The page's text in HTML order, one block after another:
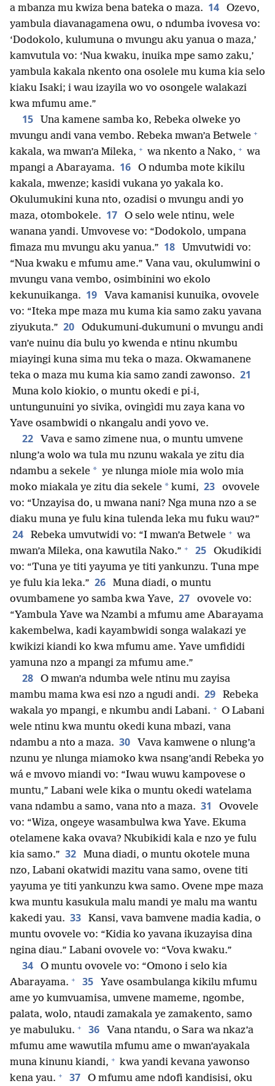
a mbanza mu kwiza bena bateka o maza. 14
Ozevo,
yambula diavanagamena owu, o ndumba ivovesa vo:
‘Dodokolo, kulumuna o mvungu aku yanua o maza,’
kamvutula vo: ‘Nua kwaku, inuika mpe samo zaku,’
yambula kakala nkento ona osolele mu kuma kia selo
kiaku Isaki; i wau izayila wo vo osongele walakazi
kwa mfumu ame.”
15
Una kamene samba ko, Rebeka olweke yo
mvungu andi vana vembo. Rebeka mwan’a Betwele +
kakala, wa mwan’a Mileka, + wa nkento a Nako, + wa
mpangi a Abarayama. 16
O ndumba mote kikilu
kakala, mwenze; kasidi vukana yo yakala ko.
Okulumukini kuna nto, ozadisi o mvungu andi yo
maza, otombokele. 17
O selo wele ntinu, wele
wanana yandi. Umvovese vo: “Dodokolo, umpana
fimaza mu mvungu aku yanua.” 18
Umvutwidi vo:
“Nua kwaku e mfumu ame.” Vana vau, okulumwini o
mvungu vana vembo, osimbinini wo ekolo
kekunuikanga. 19
Vava kamanisi kunuika, ovovele
vo: “Iteka mpe maza mu kuma kia samo zaku yavana
ziyukuta.” 20
Odukumuni-dukumuni o mvungu andi
van’e nuinu dia bulu yo kwenda e ntinu nkumbu
miayingi kuna sima mu teka o maza. Okwamanene
teka o maza mu kuma kia samo zandi zawonso. 21
Muna kolo kiokio, o muntu okedi e pi-i,
untungunuini yo sivika, ovingìdi mu zaya kana vo
Yave osambwidi o nkangalu andi yovo ve.
22
Vava e samo zimene nua, o muntu umvene
nlung’a wolo wa tula mu nzunu wakala ye zitu dia
ndambu a sekele * ye nlunga miole mia wolo mia
moko miakala ye zitu dia sekele * kumi, 23
ovovele
vo: “Unzayisa do, u mwana nani? Nga muna nzo a se
diaku muna ye fulu kina tulenda leka mu fuku wau?”
24 Rebeka umvutwidi vo: “I mwan’a Betwele + wa
mwan’a Mileka, ona kawutila Nako.” + 25
Okudikidi
vo: “Tuna ye titi yayuma ye titi yankunzu. Tuna mpe
ye fulu kia leka.” 26
Muna diadi, o muntu
ovumbamene yo samba kwa Yave, 27
ovovele vo:
“Yambula Yave wa Nzambi a mfumu ame Abarayama
kakembelwa, kadi kayambwidi songa walakazi ye
kwikizi kiandi ko kwa mfumu ame. Yave umfididi
yamuna nzo a mpangi za mfumu ame.”
28
O mwan’a ndumba wele ntinu mu zayisa
mambu mama kwa esi nzo a ngudi andi. 29
Rebeka
wakala yo mpangi, e nkumbu andi Labani. + O Labani
wele ntinu kwa muntu okedi kuna mbazi, vana
ndambu a nto a maza. 30
Vava kamwene o nlung’a
nzunu ye nlunga miamoko kwa nsang’andi Rebeka yo
wá e mvovo miandi vo: “Iwau wuwu kampovese o
muntu,” Labani wele kika o muntu okedi watelama
vana ndambu a samo, vana nto a maza. 31
Ovovele
vo: “Wiza, ongeye wasambulwa kwa Yave. Ekuma
otelamene kaka ovava? Nkubikidi kala e nzo ye fulu
kia samo.” 32
Muna diadi, o muntu okotele muna
nzo, Labani okatwidi mazitu vana samo, ovene titi
yayuma ye titi yankunzu kwa samo. Ovene mpe maza
kwa muntu kasukula malu mandi ye malu ma wantu
kakedi yau. 33
Kansi, vava bamvene madia kadia, o
muntu ovovele vo: “Kidia ko yavana ikuzayisa dina
ngina diau.” Labani ovovele vo: “Vova kwaku.”
34
O muntu ovovele vo: “Omono i selo kia
Abarayama. + 35
Yave osambulanga kikilu mfumu
ame yo kumvuamisa, umvene mameme, ngombe,
palata, wolo, ntaudi zamakala ye zamakento, samo
ye mabuluku. + 36
Vana ntandu, o Sara wa nkaz’a
mfumu ame wawutila mfumu ame o mwan’ayakala
muna kinunu kiandi, + kwa yandi kevana yawonso
kena yau. + 37 O mfumu ame ndofi kandisisi, oku